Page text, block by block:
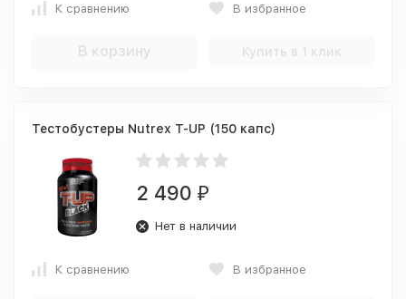
К сравнению В избранное
В корзину Купить в 1 клик
Тестобустеры Nutrex T-UP (150 капс)
2 490 ₽
Нет в наличии
К сравнению В избранное